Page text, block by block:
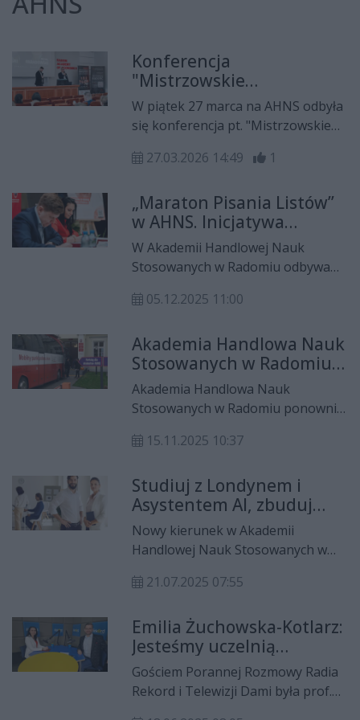
Konferencja
"Mistrzowskie
Zarządzanie" na Akademii
Handlowej Nauk
Stosowanych w Radomiu
W piątek 27 marca na AHNS odbyła
się konferencja pt. "Mistrzowskie
zorganizowane przy pomocy firmy
przedsiębiorcom, a także osobom
na etapie nauki. Spotkanie
kierowane było zarówno do
przedsiębiorców jak i do
studentów, którzy są na etapie
nauki.
27.03.2026 14:49 1
„Maraton Pisania Listów”
w AHNS. Inicjatywa
poświęcona prawom
człowieka
W Akademii Handlowej Nauk
Stosowanych w Radomiu odbywa
coroczna inicjatywa, organizowana
wydarzeniu wzięli udział m.in.
rektor AHNS-u, dr inż. Emilia
Żuchowska-Kotlarz oraz
wiceprezydent Radomia, Bartosz
Bednarczyk, którzy napisali listy w
obronie prześladowanych osób.
05.12.2025 11:00
Akademia Handlowa Nauk
Stosowanych w Radomiu
po raz kolejny wspiera
akcję krwiodawstwa. Krew
zbierana jest dla 13-
miesięcznej Mai
Akademia Handlowa Nauk
Stosowanych w Radomiu ponownie
organizowaną we współpracy z
Tym razem krew zbierana jest dla
13-miesięcznej Mai Komorowskiej,
mieszkanki Radomia, która od kilku
miesięcy zmaga się z ciężką
chorobą — ostrą białaczką
szpikową.
15.11.2025 10:37
Studiuj z Londynem i
Asystentem AI, zbuduj
międzynarodową karierę
Nowy kierunek w Akademii
Handlowej Nauk Stosowanych w
Praktyczny. Innowacyjny. Dla Ciebie!
21.07.2025 07:55
Emilia Żuchowska-Kotlarz:
Jesteśmy uczelnią
praktyczną – nasi studenci
uczą się od ekspertów
Gościem Porannej Rozmowy Radia
Rekord i Telewizji Dami była prof.